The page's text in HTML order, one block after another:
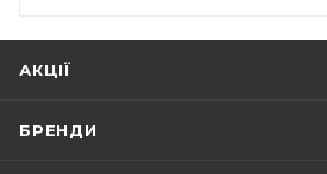
АКЦІЇ
БРЕНДИ